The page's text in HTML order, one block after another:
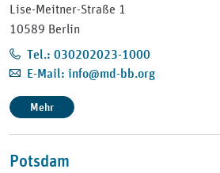
Lise-Meitner-Straße 1
10589 Berlin
Tel.: 030202023-1000
E-Mail: info@md-bb.org
Mehr
Potsdam